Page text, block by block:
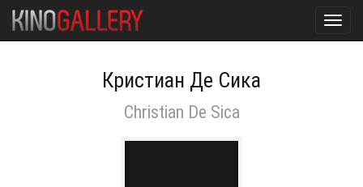
Кристиан Де Сика
Christian De Sica